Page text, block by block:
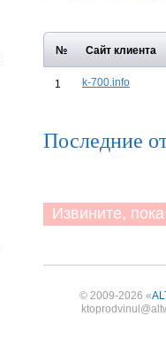
№ Сайт клиента
1 k-700.info
Последние
Извините,
© 2009-2026 «